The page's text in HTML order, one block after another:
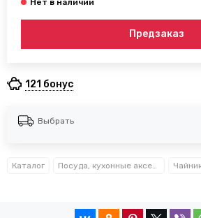
Предзаказ
121 бонус
Выбрать
Каталог Посуда, кухонные аксессуары и принадлежности TM Kamille TM Ofenbach